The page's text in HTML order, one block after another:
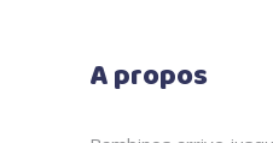
A propos